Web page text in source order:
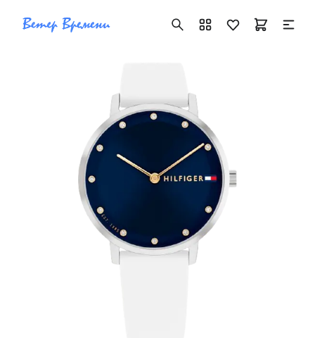
+7 ( 705 ) 181-42-50
info@vetervremeni.kz
Авторизация
Каталог